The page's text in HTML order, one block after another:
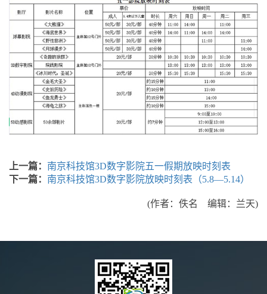
上一篇： 南京科技馆3D数字影院五一假期放映时刻表
下一篇： 南京科技馆3D数字影院放映时刻表（5.8—5.14）
(作者：佚名 编辑：兰天)